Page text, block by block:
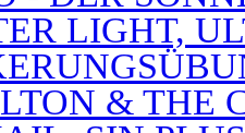
LIGHT,
& THE